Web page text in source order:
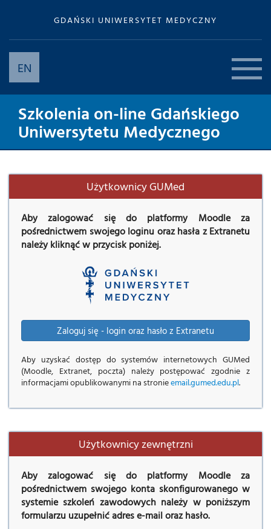
GDAŃSKI UNIWERSYTET MEDYCZNY
EN
Szkolenia on-line Gdańskiego
Uniwersytetu Medycznego
Użytkownicy GUMed
Aby zalogować się do platformy Moodle za
pośrednictwem swojego loginu oraz hasła z Extranetu
należy kliknąć w przycisk poniżej.
Zaloguj się - login oraz hasło z Extranetu
Aby uzyskać dostęp do systemów internetowych GUMed
(Moodle, Extranet, poczta) należy postępować zgodnie z
informacjami opublikowanymi na stronieemail.gumed.edu.pl.
Użytkownicy zewnętrzni
Aby zalogować się do platformy Moodle za
pośrednictwem swojego konta skonfigurowanego w
systemie szkoleń zawodowych należy w poniższym
formularzu uzupełnić adres e-mail oraz hasło.